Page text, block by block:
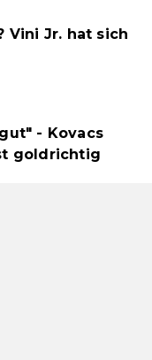
Vini Jr. hat sich
- Kovacs
goldrichtig